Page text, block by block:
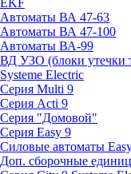
EKF
Автоматы ВА 47-63
Автоматы ВА 47-100
Автоматы ВА-99
ВД УЗО (блоки утечки
Systeme Electric
Серия Multi 9
Серия Acti 9
Серия "Домовой"
Серия Easy 9
Силовые автоматы
Доп. сборочные